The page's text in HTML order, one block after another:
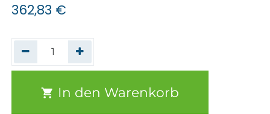
362,83 €
In den Warenkorb